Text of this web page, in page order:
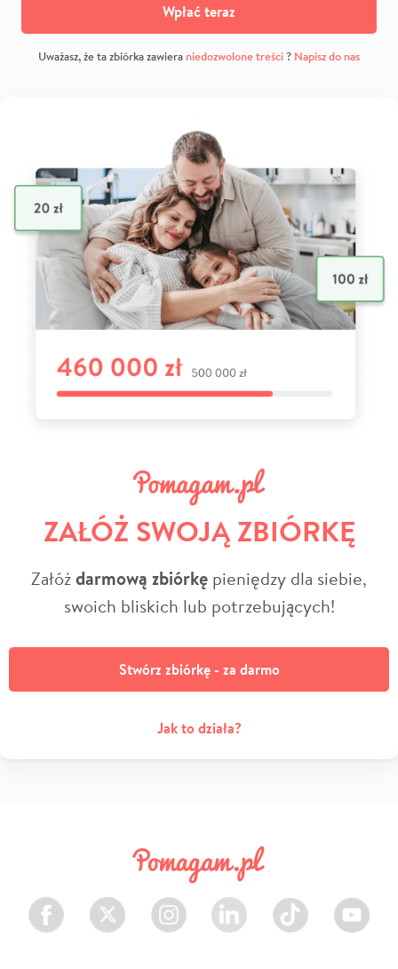
Wpłać teraz
Uważasz, że ta zbiórka zawiera niedozwolone treści? Napisz do nas
ZAŁÓŻ SWOJĄ ZBIÓRKĘ
Załóżdarmową zbiórkę pieniędzy dla siebie,
swoich bliskich lub potrzebujących!
Stwórz zbiórkę - za darmo
Jak to działa?
Facebook Twitter Instagram LinkedIn TikTok Youtube